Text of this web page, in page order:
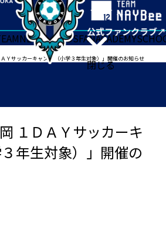
閉じる
NEWSGOODSFANACADEMY
ＡＹサッカーキャンプ （小学３年生対象）」開催のお知らせ
１ＤＡＹサッカーキ
年生対象）」開催の